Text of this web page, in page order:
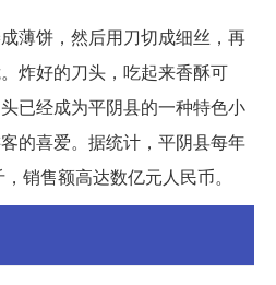
薄饼，然后用刀切成细丝，再
炸好的刀头，吃起来香酥可
已经成为平阴县的一种特色小
的喜爱。据统计，平阴县每年
销售额高达数亿元人民币。